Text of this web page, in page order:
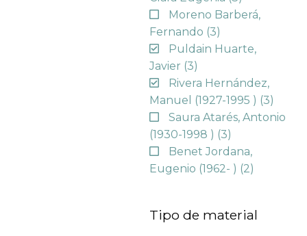
Moreno Barberá,
Fernando (3)
Puldain Huarte,
Javier (3)
Rivera Hernández,
Manuel (1927-1995 ) (3)
Saura Atarés, Antonio
(1930-1998 ) (3)
Benet Jordana,
Eugenio (1962- ) (2)
Tipo de material